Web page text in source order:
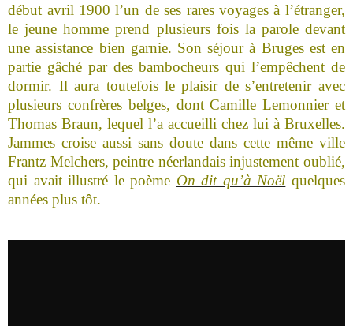
début avril 1900 l’un de ses rares voyages à l’étranger,
le jeune homme prend plusieurs fois la parole devant
une assistance bien garnie. Son séjour à Brugesest en
partie gâché par des bambocheurs qui l’empêchent de
dormir. Il aura toutefois le plaisir de s’entretenir avec
plusieurs confrères belges, dont Camille Lemonnier et
Thomas Braun, lequel l’a accueilli chez lui à Bruxelles.
Jammes croise aussi sans doute dans cette même ville
Frantz Melchers, peintre néerlandais injustement oublié,
qui avait illustré le poème On dit qu’à Noël quelques
années plus tôt.